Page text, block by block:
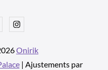
Instagram
Onirik
| Ajustements par